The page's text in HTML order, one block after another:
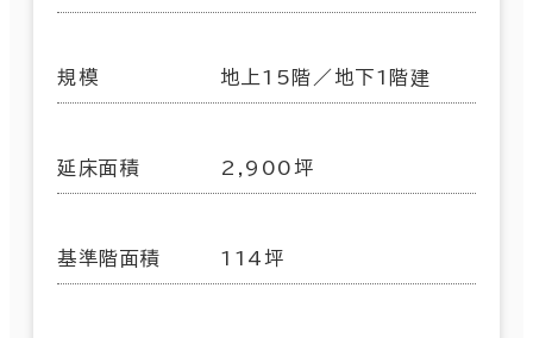
規模 地上15階／地下1階建
延床面積 2,900坪
基準階面積 114坪